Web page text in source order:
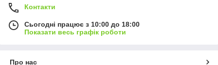
Контакти
Сьогодні працює з 10:00 до 18:00
Показати весь графік роботи
Про нас